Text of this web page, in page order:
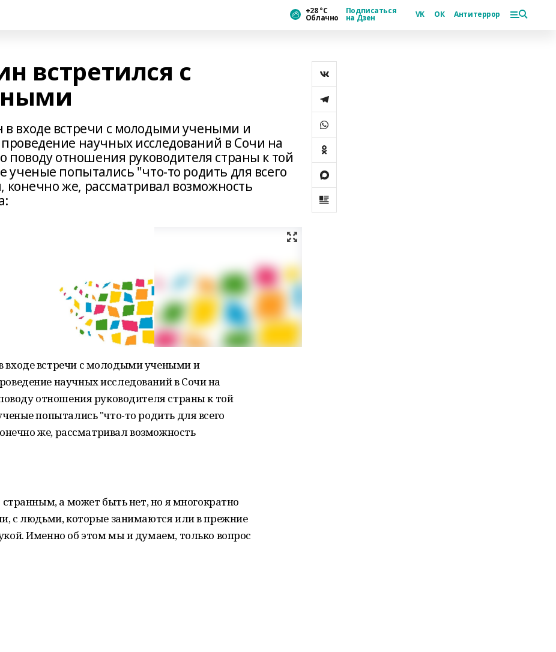
+28 °С
Облачно
Подписаться
на Дзен VK ОК Антитеррор
встретился с
входе встречи с молодыми учеными и
научных исследований в Сочи на
поводу отношения руководителя страны к той
ученые попытались "что-то родить для всего
конечно же, рассматривал возможность
встречи с молодыми учеными и
научных исследований в Сочи на
отношения руководителя страны к той
попытались "что-то родить для всего
же, рассматривал возможность
а может быть нет, но я многократно
с людьми, которые занимаются или в прежние
Именно об этом мы и думаем, только вопрос